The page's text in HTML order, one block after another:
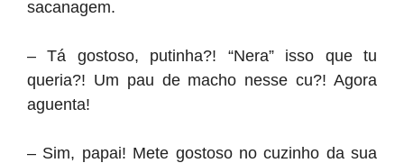
sacanagem.
– Tá gostoso, putinha?! “Nera” isso que tu
queria?! Um pau de macho nesse cu?! Agora
aguenta!
– Sim, papai! Mete gostoso no cuzinho da sua